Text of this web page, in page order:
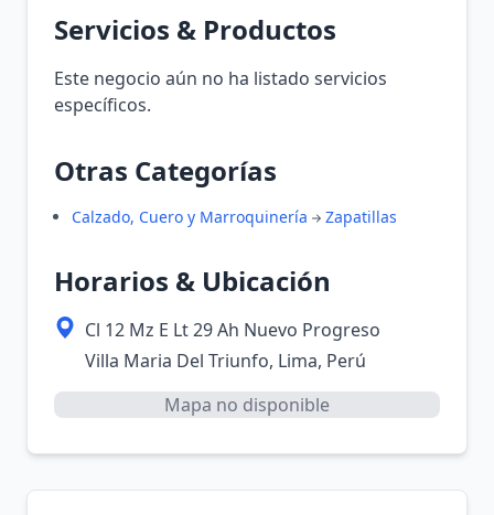
Servicios & Productos
Este negocio aún no ha listado servicios
específicos.
Otras Categorías
Calzado, Cuero y Marroquinería Zapatillas
Horarios & Ubicación
Cl 12 Mz E Lt 29 Ah Nuevo Progreso
Villa Maria Del Triunfo, Lima, Perú
Mapa no disponible